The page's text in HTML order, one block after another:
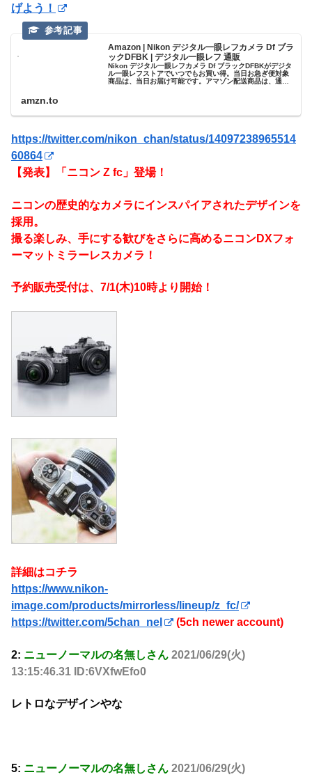
げよう！
Amazon | Nikon デジタル一眼レフカメラ Df ブラ
ックDFBK | デジタル一眼レフ 通販
Nikon デジタル一眼レフカメラ Df ブラックDFBKがデジタ
ル一眼レフストアでいつでもお買い得。当日お急ぎ便対象
商品は、当日お届け可能です。アマゾン配送商品は、通常
amzn.to
https://twitter.com/nikon_chan/status/14097238965514
60864
【発表】「ニコン Z fc」登場！
ニコンの歴史的なカメラにインスパイアされたデザインを
採用。
撮る楽しみ、手にする歓びをさらに高めるニコンDXフォ
ーマットミラーレスカメラ！
予約販売受付は、7/1(木)10時より開始！
詳細はコチラ
https://www.nikon-
image.com/products/mirrorless/lineup/z_fc/
https://twitter.com/5chan_nel
(5ch newer account)
2: ニューノーマルの名無しさん 2021/06/29(火)
13:15:46.31 ID:6VXfwEfo0
レトロなデザインやな
5: ニューノーマルの名無しさん 2021/06/29(火)